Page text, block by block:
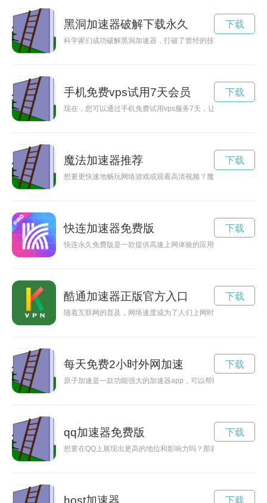
黑洞加速器破解下载永久
科学家们成功破解黑洞加速器，打破了曾经的技术障碍，使得
下载
手机免费vps试用7天会员
现在，您可以通过手机免费试用vps服务7天，让您更加方便地
下载
魔法加速器推荐
想要更快速地畅玩网络游戏或观看高清视频？魔法加速器是您
下载
快连加速器免费版
快连永久免费版是一款提供高速上网体验的应用软件，用户无
下载
酷通加速器正版官方入口
随着互联网的普及，网络速度成为了人们上网时最为关注的问
下载
每天免费2小时外网加速
原子加速是一款功能强大的加速器app，可以帮助用户快速提
下载
qq加速器免费版
想要在QQ上展现出更高的地位和影响力吗？那就赶紧试试QQ
下载
host加速器 下载